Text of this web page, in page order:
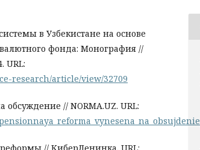
в Узбекистане на основе
фонда: Монография //
URL:
research/article/view/32709
// NORMA.UZ. URL: